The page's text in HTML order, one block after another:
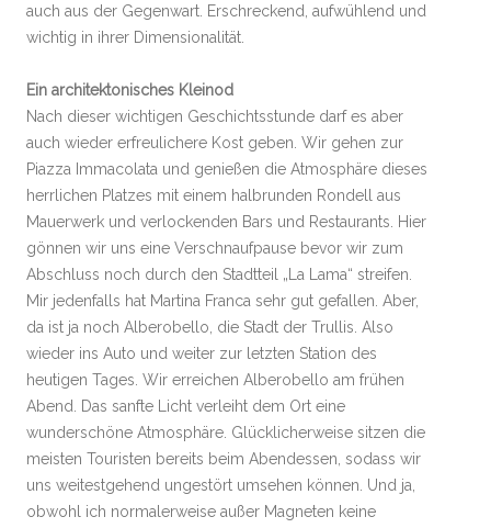
auch aus der Gegenwart. Erschreckend, aufwühlend und
wichtig in ihrer Dimensionalität.
Ein architektonisches Kleinod
Nach dieser wichtigen Geschichtsstunde darf es aber
auch wieder erfreulichere Kost geben. Wir gehen zur
Piazza Immacolata und genießen die Atmosphäre dieses
herrlichen Platzes mit einem halbrunden Rondell aus
Mauerwerk und verlockenden Bars und Restaurants. Hier
gönnen wir uns eine Verschnaufpause bevor wir zum
Abschluss noch durch den Stadtteil „La Lama“ streifen.
Mir jedenfalls hat Martina Franca sehr gut gefallen. Aber,
da ist ja noch Alberobello, die Stadt der Trullis. Also
wieder ins Auto und weiter zur letzten Station des
heutigen Tages. Wir erreichen Alberobello am frühen
Abend. Das sanfte Licht verleiht dem Ort eine
wunderschöne Atmosphäre. Glücklicherweise sitzen die
meisten Touristen bereits beim Abendessen, sodass wir
uns weitestgehend ungestört umsehen können. Und ja,
obwohl ich normalerweise außer Magneten keine